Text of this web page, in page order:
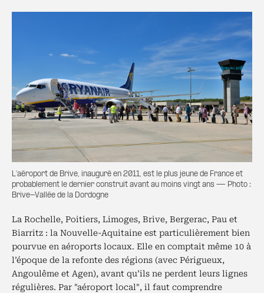
L’aéroport de Brive, inauguré en 2011, est le plus jeune de France et
probablement le dernier construit avant au moins vingt ans — Photo :
Brive-Vallée de la Dordogne
La Rochelle, Poitiers, Limoges, Brive, Bergerac, Pau et
Biarritz : la Nouvelle-Aquitaine est particulièrement bien
pourvue en aéroports locaux. Elle en comptait même 10 à
l’époque de la refonte des régions (avec Périgueux,
Angoulême et Agen), avant qu’ils ne perdent leurs lignes
régulières. Par "aéroport local", il faut comprendre